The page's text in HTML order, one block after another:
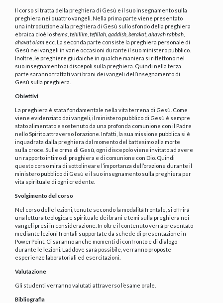
Il corso si tratta della preghiera di Gesù e il suo insegnamento sulla
preghiera nei quattro vangeli. Nella prima parte viene presentato
una introduzione alla preghiera di Gesù sullo sfondo della preghiera
ebraica cioè loshema, tehillim, tefillah, qaddish, berakot, ahavah rabbah,
ahavat olam ecc. La seconda parte consiste la preghiera personale di
Gesù nei vangeli in varie occasioni durante il suo ministero pubblico.
Inoltre, le preghiere giudaiche in qualche maniera si riflettono nel
suo insegnamento ai discepoli sulla preghiera. Quindi nella terza
parte saranno trattati vari brani dei vangeli dell’insegnamento di
Gesù sulla preghiera.
Obiettivi
La preghiera è stata fondamentale nella vita terrena di Gesù. Come
viene evidenziato dai vangeli, il ministero pubblico di Gesù è sempre
stato alimentato e sostenuto da una profonda comunione con il Padre
nello Spirito attraverso l’orazione. Infatti, la sua missione pubblica si è
inquadrata dalla preghiera dal momento del battesimo alla morte
sulla croce. Sulle orme di Gesù, ogni discepolo viene invitato ad avere
un rapporto intimo di preghiera e di comunione con Dio. Quindi
questo corso mira di sottolineare l’importanza dell’orazione durante il
ministero pubblico di Gesù e il suo insegnamento sulla preghiera per
vita spirituale di ogni credente.
Svolgimento del corso
Nel corso delle lezioni, tenute secondo la modalità frontale, si offrirà
una lettura teologica e spirituale dei brani e temi sulla preghiera nei
vangeli presi in considerazione. In oltre il contenuto verrà presentato
mediante lezioni frontali supportate da schede di presentazione in
PowerPoint. Ci saranno anche momenti di confronto e di dialogo
durante le lezioni. Laddove sarà possibile, verranno proposte
esperienze laboratoriali ed esercitazioni.
Valutazione
Gli studenti verranno valutati attraverso l’esame orale.
Bibliografia